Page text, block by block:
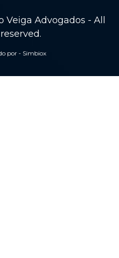
Advogados - All
por - Simbiox